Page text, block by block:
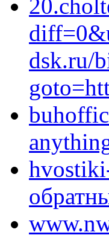
dsk.ru/